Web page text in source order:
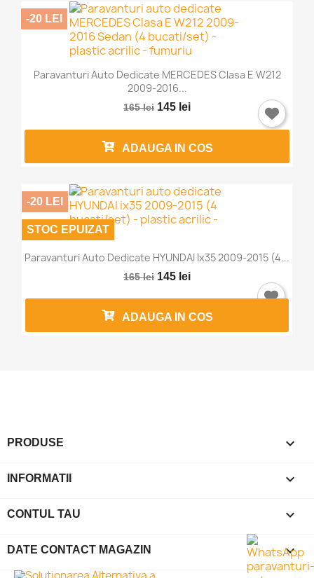
Paravanturi Auto Dedicate MERCEDES Clasa E W212
2009-2016...
165 lei 145 lei
-20 LEI
ADAUGA IN COS
Paravanturi Auto Dedicate HYUNDAI Ix35 2009-2015 (4...
165 lei 145 lei
-20 LEI
STOC EPUIZAT
ADAUGA IN COS
PRODUSE 
INFORMATII 
CONTUL TAU 
DATE CONTACT MAGAZIN keyboard_arrow_down